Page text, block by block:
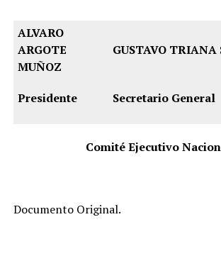
ALVARO
ARGOTE
MUÑOZ
Presidente
GUSTAVO TRIANA
Secretario General
Comité Ejecutivo
Documento Original.